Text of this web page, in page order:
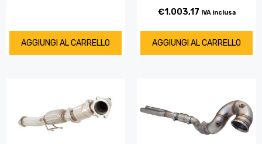
AGGIUNGI AL CARRELLO
€1.003,17 IVA inclusa
AGGIUNGI AL CARRELLO